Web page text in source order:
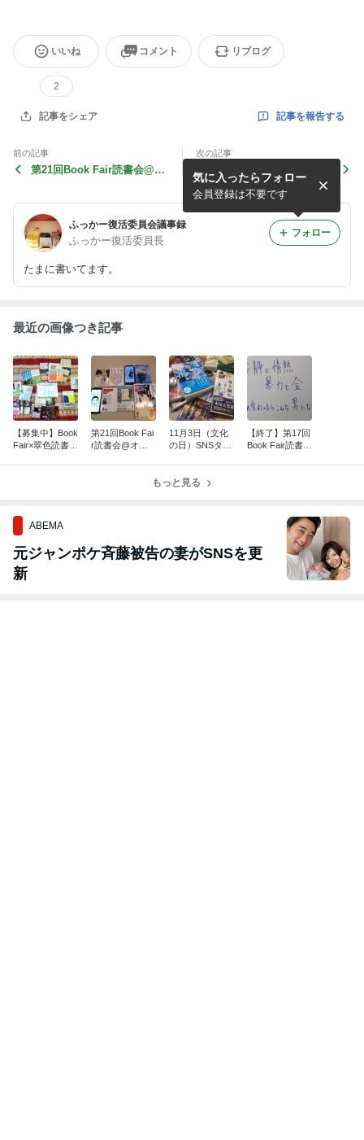
いいね
2
コメント リブログ
記事をシェア 記事を報告する
前の記事
第21回Book Fair読書会@オ
次の記事
11月3日（文化の日）SNSタ
イムラインジャック「読書会
の仲間を増やすプロジェク
ト」！！
ふっかー復活委員会議事録
ふっかー復活委員長
たまに書いてます。
気に入ったらフォロー
会員登録は不要です
フォロー
最近の画像つき記事
【募集中】Book
Fair×翠色読書会
第21回Book Fai
r読書会@オン
11月3日（文化
の日）SNSタイ
間を増やすプロ
【終了】第17回
Book Fair読書会
もっと見る
ABEMA
元ジャンポケ斉藤被告の妻がSNSを更
新